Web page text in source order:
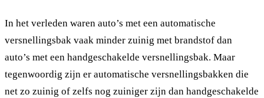
In het verleden waren auto’s met een automatische
versnellingsbak vaak minder zuinig met brandstof dan
auto’s met een handgeschakelde versnellingsbak. Maar
tegenwoordig zijn er automatische versnellingsbakken die
net zo zuinig of zelfs nog zuiniger zijn dan handgeschakelde